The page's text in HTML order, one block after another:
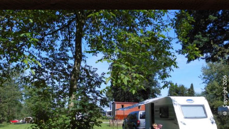
© Copyright 2016